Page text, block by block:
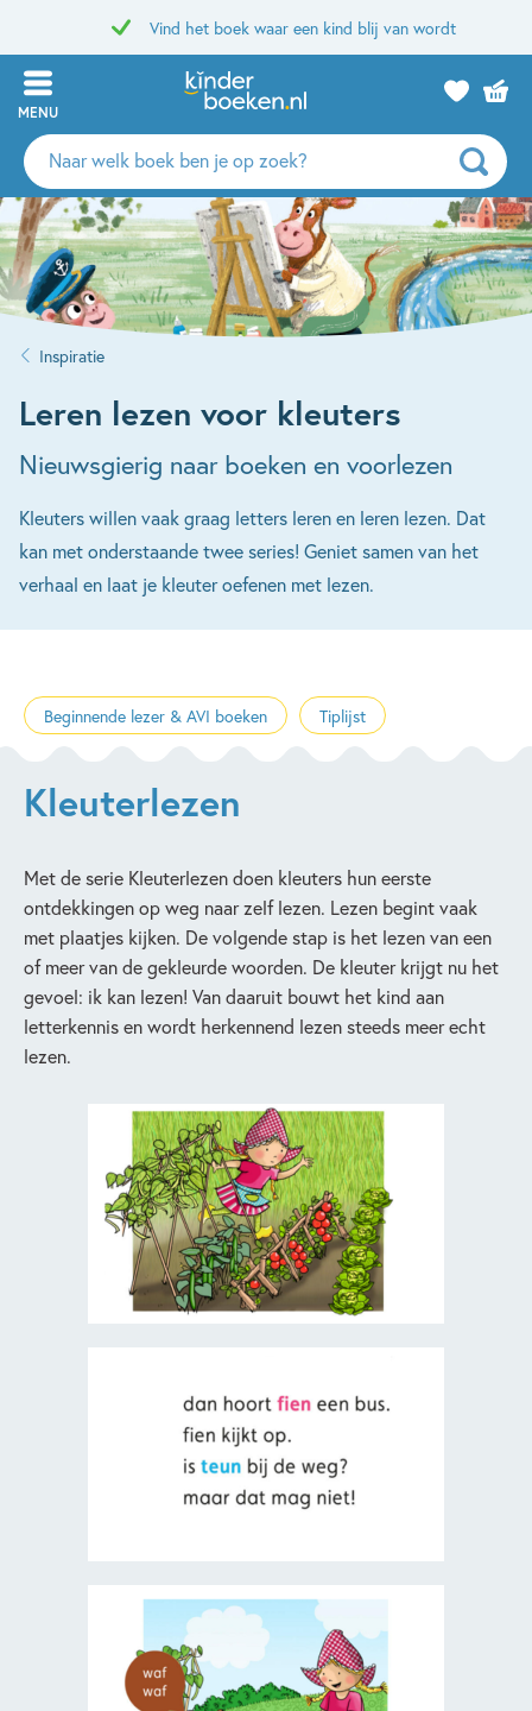
Vind het boek waar een kind blij van wordt
MENU
Zoeken
naar
boeken,
auteurs
en
uitgevers
Inspiratie
Leren lezen voor kleuters
Nieuwsgierig naar boeken en voorlezen
Kleuters willen vaak graag letters leren en leren lezen. Dat
kan met onderstaande twee series! Geniet samen van het
verhaal en laat je kleuter oefenen met lezen.
Beginnende lezer & AVI boeken Tiplijst
Kleuterlezen
Met de serie Kleuterlezen doen kleuters hun eerste
ontdekkingen op weg naar zelf lezen. Lezen begint vaak
met plaatjes kijken. De volgende stap is het lezen van een
of meer van de gekleurde woorden. De kleuter krijgt nu het
gevoel: ik kan lezen! Van daaruit bouwt het kind aan
letterkennis en wordt herkennend lezen steeds meer echt
lezen.